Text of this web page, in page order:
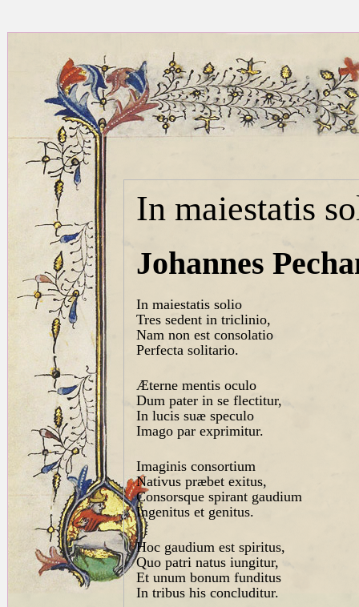
In maiestatis
Johannes
In maiestatis solio
Tres sedent in triclinio,
Nam non est consolatio
Perfecta solitario.
Æterne mentis oculo
Dum pater in se flectitur,
In lucis suæ speculo
Imago par exprimitur.
Imaginis consortium
Nativus præbet exitus,
Consorsque spirant gaudium
Ingenitus et genitus.
Hoc gaudium est spiritus,
Quo patri natus iungitur,
Et unum bonum funditus
In tribus his concluditur.